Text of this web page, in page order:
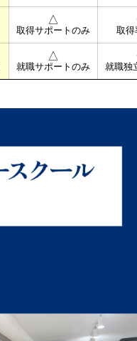
△
取得サポートのみ 取得
△
就職サポートのみ 就職独